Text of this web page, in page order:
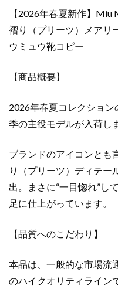
り
（プ
リ
ツ）
ア
リ
ェ
ー
ン
バ
エ
ュ
ズ
【2026年春夏新作】Miu
褶り（プリーツ）メアリ
ウミュウ靴コピー
【商品概要】
2026年春夏コレクショ
季の主役モデルが入荷し
ブランドのアイコンとも
り（プリーツ）ディテー
出。まさに“一目惚れ”し
足に仕上がっています。
【品質へのこだわり】
本品は、一般的な市場流
のハイクオリティライン